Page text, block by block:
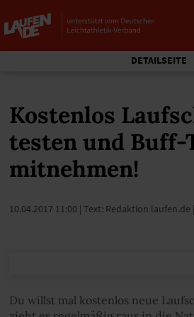
DETAILSEITE
Kostenlos
testen und Buff-
mitnehmen!
10.04.2017 11:00 | Text: Redaktion
Du willst mal kostenlos neue